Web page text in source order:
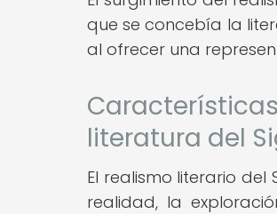
que se concebía la
al ofrecer una
literatura del
El realismo literario
realidad, la